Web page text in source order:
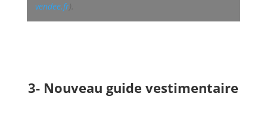
vendee.fr).
3- Nouveau guide vestimentaire